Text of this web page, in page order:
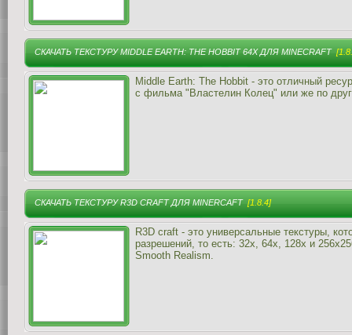
СКАЧАТЬ ТЕКСТУРУ MIDDLE EARTH: THE HOBBIT 64X ДЛЯ MINECRAFT
Middle Earth: The Hobbit - это отличный
с фильма "Властелин Колец" или же по
СКАЧАТЬ ТЕКСТУРУ R3D CRAFT ДЛЯ MINERCAFT [1.8.4]
R3D craft - это универсальные текстуры,
разрешений, то есть: 32x, 64x, 128x и
Smooth Realism.